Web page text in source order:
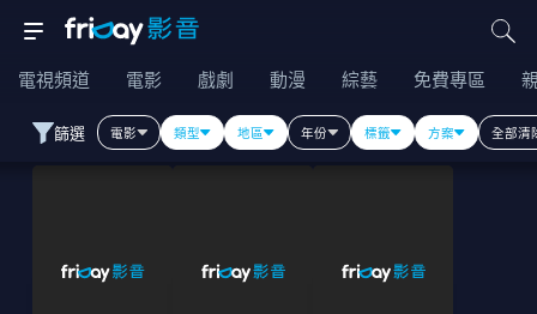
電視頻道 電影 戲劇 動漫 綜藝 免費專區
篩選 電影 類型 地區 年份 標籤 方案 全部清